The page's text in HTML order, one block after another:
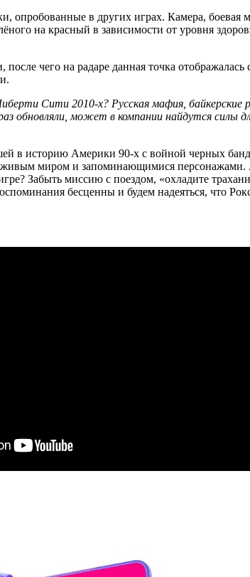
опробованные в других играх. Камера,
на красный в зависимости от уровня
чего на радаре данная точка
Сити 2010-х? Русская мафия, байкерские
обновляли, может в компании найдутся силы
в историю Америки 90-х с войной черных
миром и запоминающимися персонажами.
Забыть миссию с поездом, «охладите
бесценны и будем надеяться, что